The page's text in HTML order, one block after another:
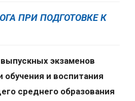
ПРИ ПОДГОТОВКЕ К
экзаменов
обучения и воспитания
среднего образования